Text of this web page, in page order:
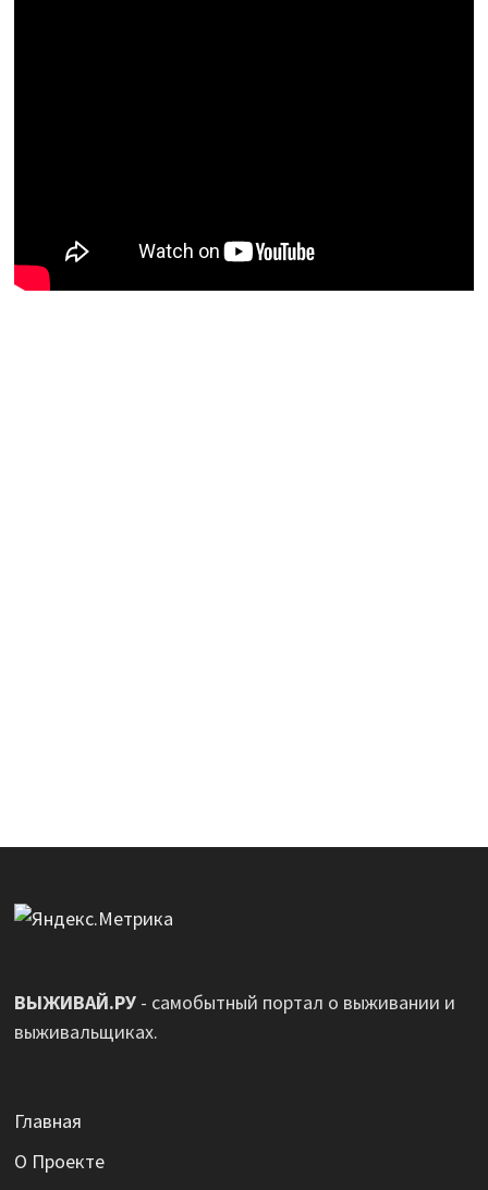
ВЫЖИВАЙ.РУ- самобытный портал о выживании и
выживальщиках.
Главная
О Проекте